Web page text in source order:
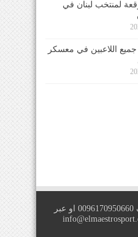
لمنتخب لبنان في
جميع اللاعبين في معسكر
للتواصل معنا عبر الهاتف 0096170950660 او عبر